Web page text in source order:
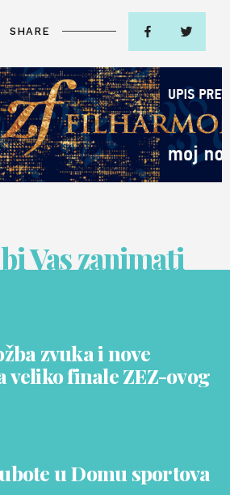
SHARE
Vas zanimati
zvuka i nove
veliko finale ZEZ-ovog
u Domu sportova